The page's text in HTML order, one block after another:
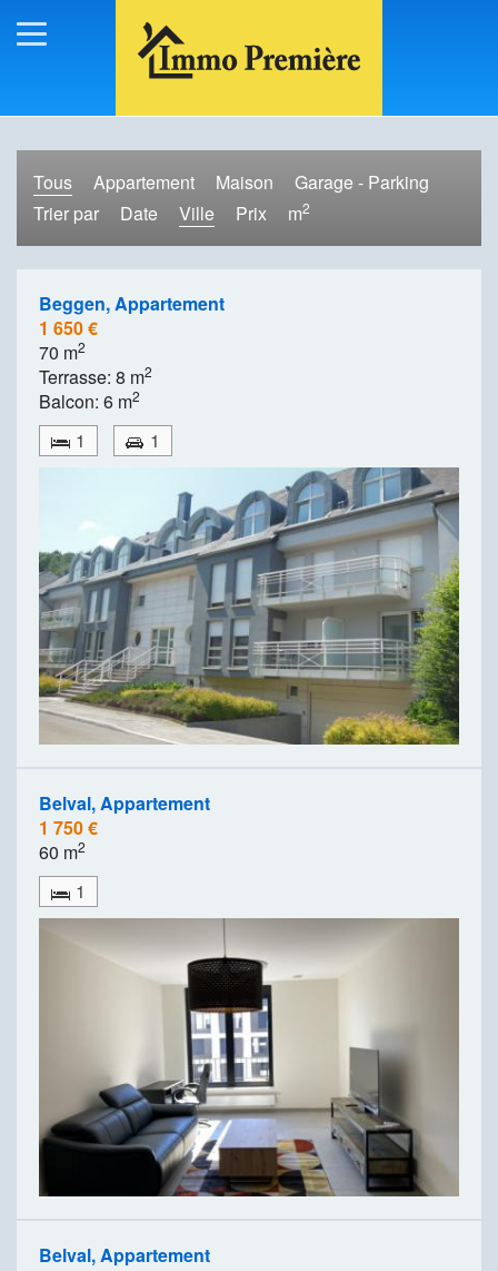
Tous Appartement Maison
Garage - Parking
Trier par
Date Ville Prix m2
Beggen, Appartement
1 650 €
70 m2
Terrasse: 8 m2
Balcon: 6 m2
1 1
Belval, Appartement
1 750 €
60 m2
1
Belval, Appartement